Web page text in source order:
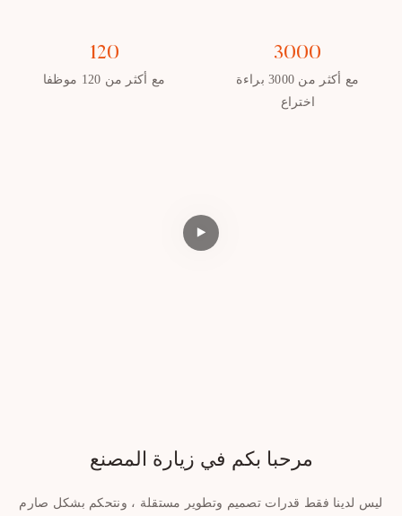
120
مع أكثر من 120 موظفا
3000
مع أكثر من 3000 براءة
اختراع
مرحبا بكم في زيارة المصنع
ليس لدينا فقط قدرات تصميم وتطوير مستقلة ، ونتحكم بشكل صارم